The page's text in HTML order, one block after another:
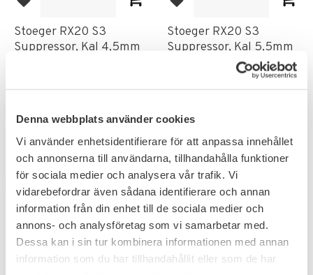
Denna webbplats använder cookies
Vi använder enhetsidentifierare för att anpassa innehållet
och annonserna till användarna, tillhandahålla funktioner
för sociala medier och analysera vår trafik. Vi
vidarebefordrar även sådana identifierare och annan
information från din enhet till de sociala medier och
annons- och analysföretag som vi samarbetar med.
Dessa kan i sin tur kombinera informationen med annan
information som du har tillhandahållit eller som de har
Lägg till i favoriter
Stoeger RX20 S3
Suppressor, Kal 4,5mm
Luftgevär
2 895KR
Lägg till i favoriter
Stoeger RX20 S3
Suppressor, Kal 5,5mm
- .22 10j - Svart
Innovation, Teknik & Stil i Ett
Luftgevär
2 895KR